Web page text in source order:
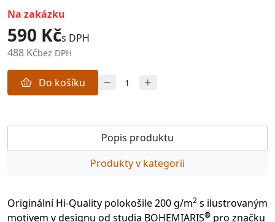
na zakázku
590 Kčs DPH
488 Kčbez DPH
Do košíku
Popis produktu
Produkty v kategorii
Originální Hi-Quality polokošile 200 g/m2 s ilustrovaným
motivem v designu od studia BOHEMIARIS® pro značku